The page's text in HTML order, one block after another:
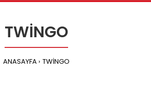
TWİNGO
ANASAYFA TWİNGO